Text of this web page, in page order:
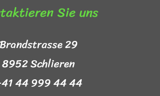
Sie uns​
Brandstrasse 29
8952 Schlieren
44 999 44 44